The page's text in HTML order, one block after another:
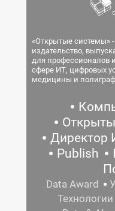
«Открытые системы»
издательство,
для профессионалов
сфере ИТ, цифровых
медицины и
Директор
Publish
Data Award